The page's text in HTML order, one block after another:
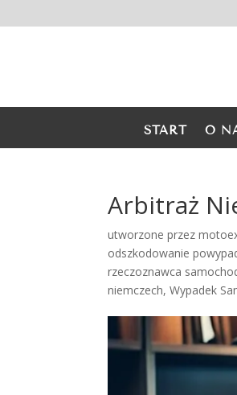
START O
Arbitraż
utworzone przez
odszkodowanie
rzeczoznawca
niemczech,Wypadek